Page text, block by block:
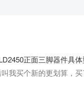
正面三脚器件具体
我买个新的更划算，